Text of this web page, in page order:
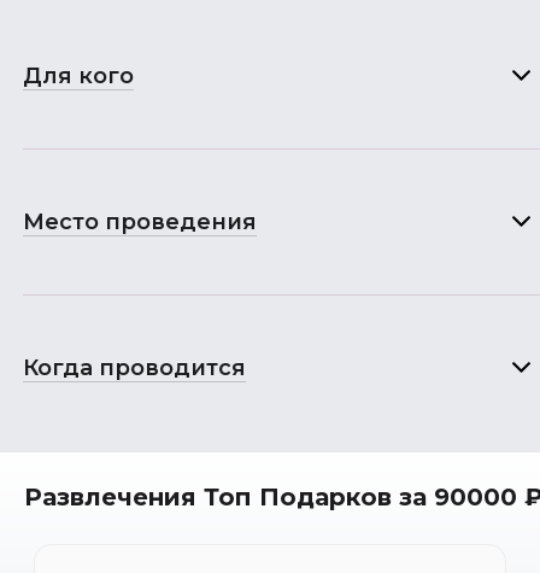
Для кого
Место проведения
Когда проводится
Развлечения Топ Подарков за 90000